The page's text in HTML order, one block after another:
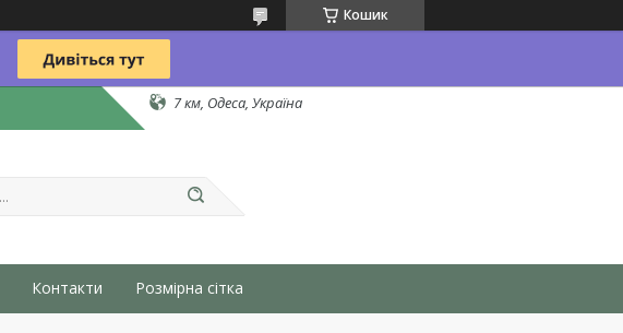
Кошик
7 км, Одеса, Україна
Контакти Розмірна сітка